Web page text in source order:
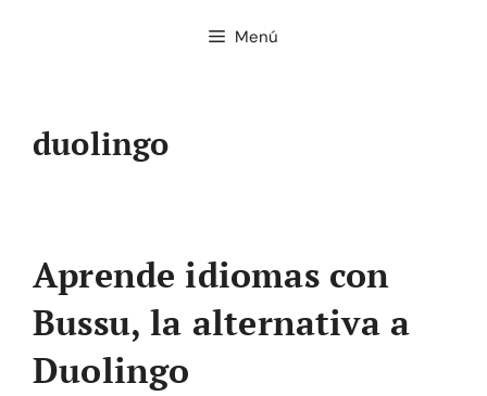
Menú
duolingo
Aprende idiomas con
Bussu, la alternativa a
Duolingo